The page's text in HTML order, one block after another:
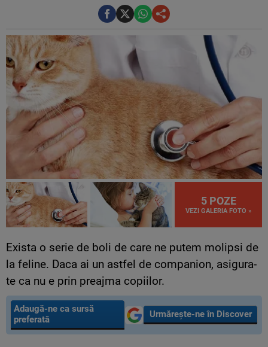
5 POZE
VEZI GALERIA FOTO »
Exista o serie de boli de care ne putem molipsi de
la feline. Daca ai un astfel de companion, asigura-
te ca nu e prin preajma copiilor.
Adaugă-ne ca sursă
preferată
Urmărește-ne în Discover